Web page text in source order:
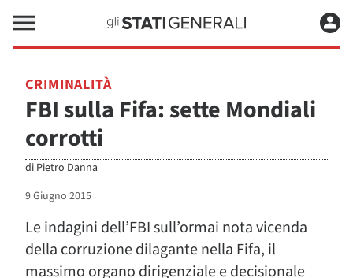
CRIMINALITÀ
FBI sulla Fifa: sette Mondiali
corrotti
di Pietro Danna
9 Giugno 2015
Le indagini dell’FBI sull’ormai nota vicenda
della corruzione dilagante nella Fifa, il
massimo organo dirigenziale e decisionale